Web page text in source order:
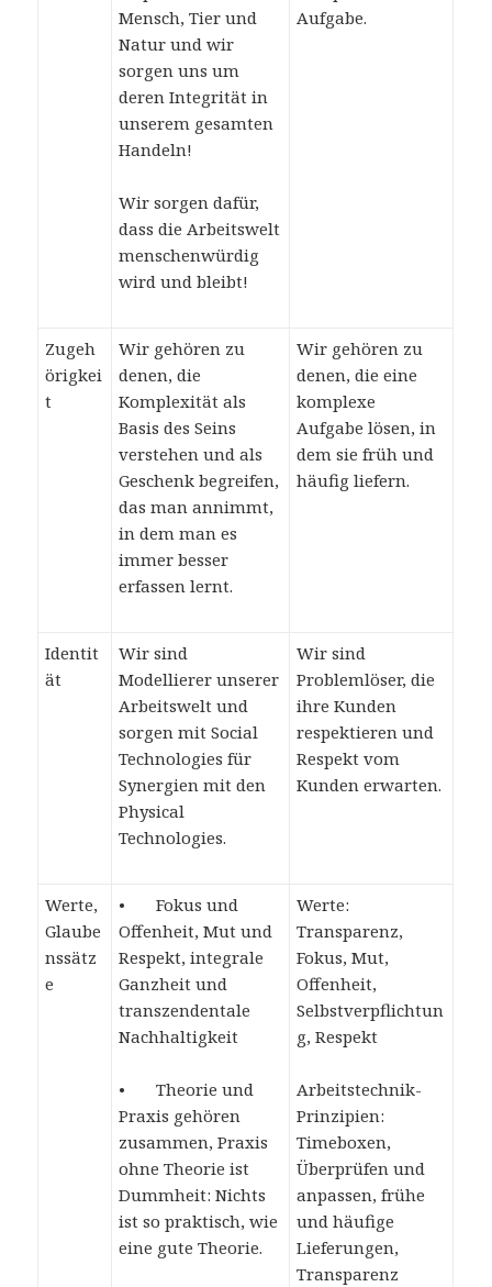
Mensch, Tier und
Natur und wir
sorgen uns um
deren Integrität in
unserem gesamten
Handeln!
Wir sorgen dafür,
dass die Arbeitswelt
menschenwürdig
wird und bleibt!
Aufgabe.
Zugeh
örigkei
t
Wir gehören zu
denen, die
Komplexität als
Basis des Seins
verstehen und als
Geschenk begreifen,
das man annimmt,
in dem man es
immer besser
erfassen lernt.
Wir gehören zu
denen, die eine
komplexe
Aufgabe lösen, in
dem sie früh und
häufig liefern.
Identit
ät
Wir sind
Modellierer unserer
Arbeitswelt und
sorgen mit Social
Technologies für
Synergien mit den
Physical
Technologies.
Wir sind
Problemlöser, die
ihre Kunden
respektieren und
Respekt vom
Kunden erwarten.
Werte,
Glaube
nssätz
e
• Fokus und
Offenheit, Mut und
Respekt, integrale
Ganzheit und
transzendentale
Nachhaltigkeit
• Theorie und
Praxis gehören
zusammen, Praxis
ohne Theorie ist
Dummheit: Nichts
ist so praktisch, wie
eine gute Theorie.
Werte:
Transparenz,
Fokus, Mut,
Offenheit,
Selbstverpflichtun
g, Respekt
Arbeitstechnik-
Prinzipien:
Timeboxen,
Überprüfen und
anpassen, frühe
und häufige
Lieferungen,
Transparenz